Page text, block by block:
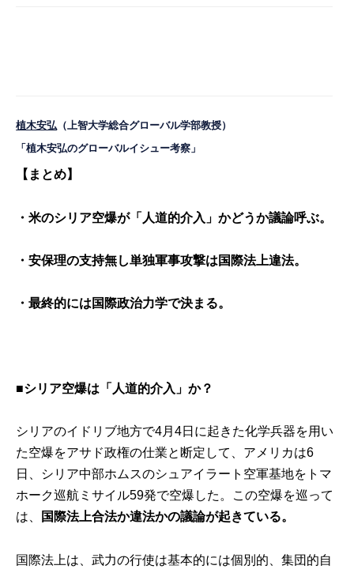
植木安弘 （上智大学総合グローバル学部教授）
「植木安弘のグローバルイシュー考察」
【まとめ】
・米のシリア空爆が「人道的介入」かどうか議論呼ぶ。
・安保理の支持無し単独軍事攻撃は国際法上違法。
・最終的には国際政治力学で決まる。
■シリア空爆は「人道的介入」か？
シリアのイドリブ地方で4月4日に起きた化学兵器を用い
た空爆をアサド政権の仕業と断定して、アメリカは6
日、シリア中部ホムスのシュアイラート空軍基地をトマ
ホーク巡航ミサイル59発で空爆した。この空爆を巡って
は、
国際法上合法か違法かの議論が起きている。
国際法上は、武力の行使は基本的には個別的、集団的自